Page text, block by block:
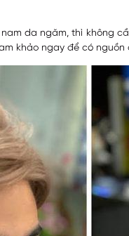
da ngăm, thì không
khảo ngay để có